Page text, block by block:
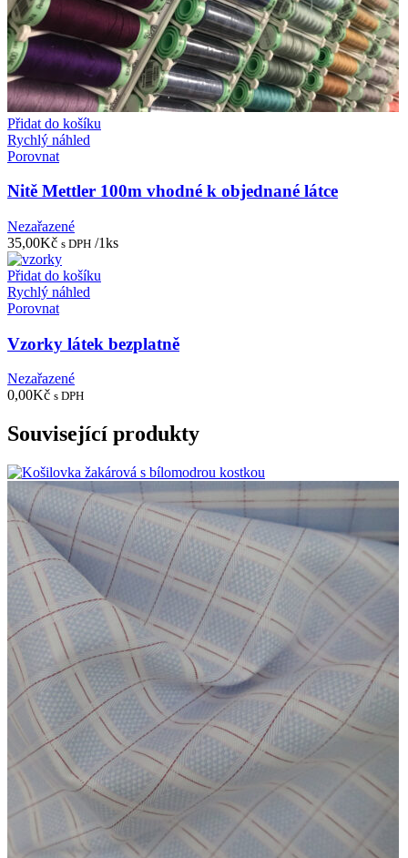
Přidat do košíku
Rychlý náhled
Porovnat
Nitě Mettler 100m vhodné k objednané látce
Nezařazené
35,00Kč s DPH /1ks
Přidat do košíku
Rychlý náhled
Porovnat
Vzorky látek bezplatně
Nezařazené
0,00Kč s DPH
Související produkty